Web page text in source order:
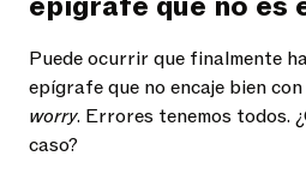
Puede ocurrir que finalmente
epígrafe que no encaje bien
worry. Errores tenemos todos.
caso?